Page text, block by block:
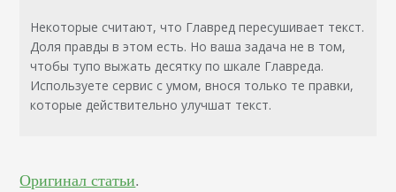
Некоторые считают, что Главред пересушивает текст.
Доля правды в этом есть. Но ваша задача не в том,
чтобы тупо выжать десятку по шкале Главреда.
Используете сервис с умом, внося только те правки,
которые действительно улучшат текст.
Оригинал статьи.